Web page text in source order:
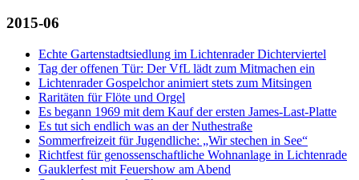
2015-06
Echte Gartenstadtsiedlung im Lichtenrader Dichterviertel
Tag der offenen Tür: Der VfL lädt zum Mitmachen ein
Lichtenrader Gospelchor animiert stets zum Mitsingen
Raritäten für Flöte und Orgel
Es begann 1969 mit dem Kauf der ersten James-Last-Platte
Es tut sich endlich was an der Nuthestraße
Sommerfreizeit für Jugendliche: „Wir stechen in See“
Richtfest für genossenschaftliche Wohnanlage in Lichtenrade
Gauklerfest mit Feuershow am Abend